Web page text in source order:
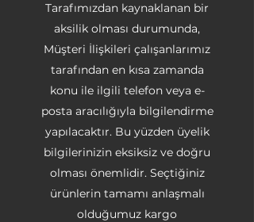
Tarafımızdan kaynaklanan bir
aksilik olması durumunda,
Müşteri İlişkileri çalışanlarımız
tarafından en kısa zamanda
konu ile ilgili telefon veya e-
posta aracılığıyla bilgilendirme
yapılacaktır. Bu yüzden üyelik
bilgilerinizin eksiksiz ve doğru
olması önemlidir. Seçtiğiniz
ürünlerin tamamı anlaşmalı
olduğumuz kargo